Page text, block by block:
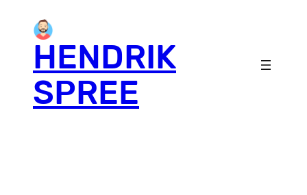
HENDRIK
SPREE